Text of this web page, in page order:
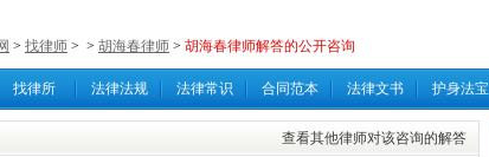
查看其他律师对该咨询的解答
> 找律师 > > 胡海春律师 > 胡海春律师解答的公开咨询
找律所 法律法规 法律常识 合同范本 法律文书 护身法宝